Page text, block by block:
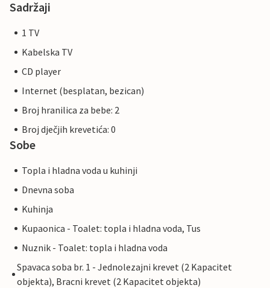
Sadržaji
1 TV
Kabelska TV
CD player
Internet (besplatan, bezican)
Broj hranilica za bebe: 2
Broj dječjih krevetića: 0
Sobe
Topla i hladna voda u kuhinji
Dnevna soba
Kuhinja
Kupaonica - Toalet: topla i hladna voda, Tus
Nuznik - Toalet: topla i hladna voda
Spavaca soba br. 1 - Jednolezajni krevet (2 Kapacitet
objekta), Bracni krevet (2 Kapacitet objekta)